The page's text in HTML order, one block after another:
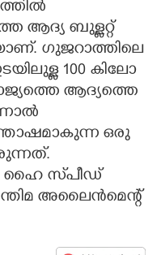
ആദ്യ ബുള്ളറ്റ്
ഗുജറാത്തിലെ
100 കിലോ
ആദ്യത്തെ
ഒരു
ഹൈ സ്‌പീഡ്
അലൈൻമെന്റ്